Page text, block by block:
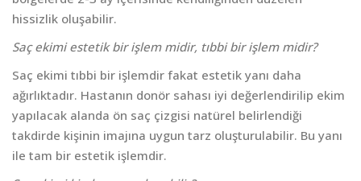
hissizlik oluşabilir.
Saç ekimi estetik bir işlem midir, tıbbi bir işlem midir?
Saç ekimi tıbbi bir işlemdir fakat estetik yanı daha
ağırlıktadır. Hastanın donör sahası iyi değerlendirilip ekim
yapılacak alanda ön saç çizgisi natürel belirlendiği
takdirde kişinin imajına uygun tarz oluşturulabilir. Bu yanı
ile tam bir estetik işlemdir.